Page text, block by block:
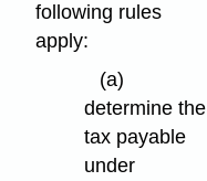
following rules
apply:
(a)
determine the
tax payable
under